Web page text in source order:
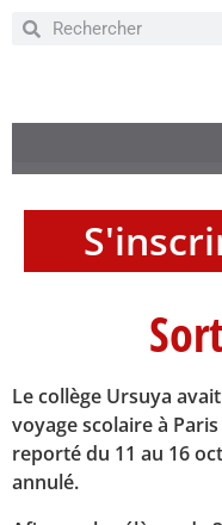
Le collège Ursuya
voyage scolaire à
reporté du 11 au 16
annulé.